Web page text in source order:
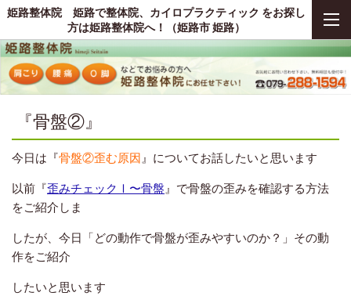
姫路整体院 姫路で整体院、カイロプラクティック をお探し
方は姫路整体院へ！（姫路市 姫路）
『骨盤②』
今日は『骨盤②歪む原因 』についてお話したいと思います
以前『歪みチェックⅠ〜骨盤 』で骨盤の歪みを確認する方法
をご紹介しま
したが、今日「どの動作で骨盤が歪みやすいのか？」その動
作をご紹介
したいと思います